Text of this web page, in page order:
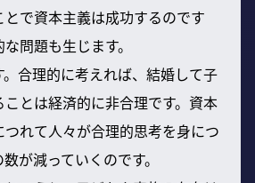
で資本主義は成功するのです
問題も生じます。
合理的に考えれば、結婚して子
とは経済的に非合理です。資本
れて人々が合理的思考を身につ
が減っていくのです。